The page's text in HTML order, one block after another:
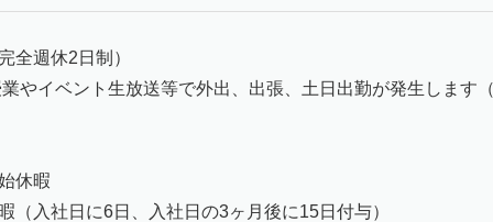
全週休2日制）
やイベント生放送等で外出、出張、土日出勤が発生します
休暇
（入社日に6日、入社日の3ヶ月後に15日付与）